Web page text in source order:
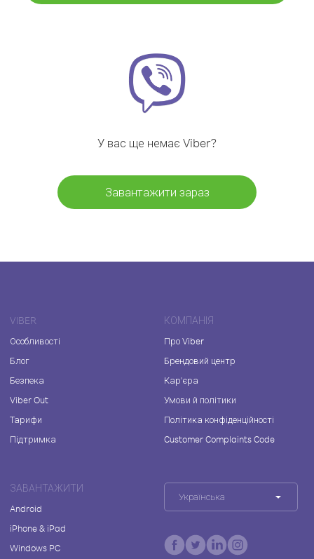
У вас ще немає Viber?
Завантажити зараз
VIBER
Особливості
Блог
Безпека
Viber Out
Тарифи
Підтримка
КОМПАНІЯ
Про Viber
Брендовий центр
Кар'єра
Умови й політики
Політика конфіденційності
Customer Complaints Code
ЗАВАНТАЖИТИ
Android
iPhone & iPad
Windows PC
Українська